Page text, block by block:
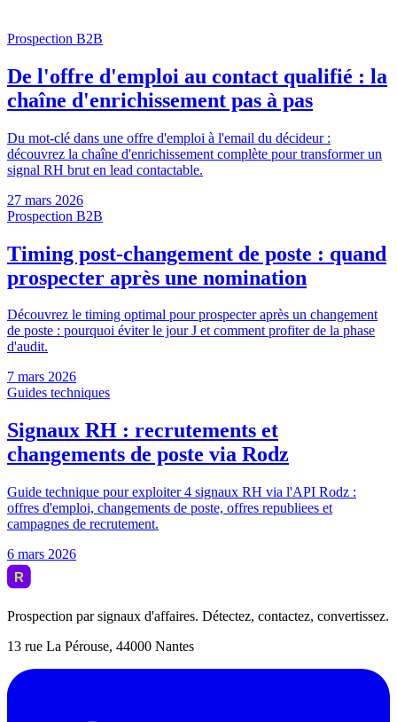
Prospection par signaux d'affaires. Détectez, contactez, convertissez.
13 rue La Pérouse, 44000 Nantes